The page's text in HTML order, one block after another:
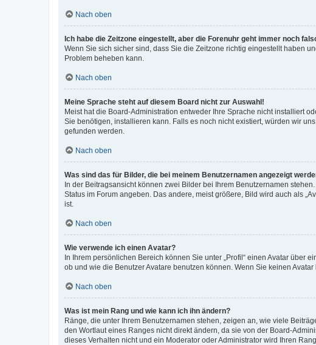
Nach oben
Ich habe die Zeitzone eingestellt, aber die Forenuhr geht immer noch
Wenn Sie sich sicher sind, dass Sie die Zeitzone richtig eingestellt haben
Problem beheben kann.
Nach oben
Meine Sprache steht auf diesem Board nicht zur Auswahl!
Meist hat die Board-Administration entweder Ihre Sprache nicht installiert
Sie benötigen, installieren kann. Falls es noch nicht existiert, würden wir
gefunden werden.
Nach oben
Was sind das für Bilder, die bei meinem Benutzernamen angezeigt
In der Beitragsansicht können zwei Bilder bei Ihrem Benutzernamen
Status im Forum angeben. Das andere, meist größere, Bild wird auch als
ist.
Nach oben
Wie verwende ich einen Avatar?
In Ihrem persönlichen Bereich können Sie unter „Profil“ einen Avatar über
ob und wie die Benutzer Avatare benutzen können. Wenn Sie keinen
Nach oben
Was ist mein Rang und wie kann ich ihn ändern?
Ränge, die unter Ihrem Benutzernamen stehen, zeigen an, wie viele
den Wortlaut eines Ranges nicht direkt ändern, da sie von der Board-
dieses Verhalten nicht und ein Moderator oder Administrator wird Ihren